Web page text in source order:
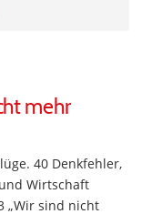
mehr
40 Denkfehler,
Wirtschaft
„Wir sind nicht